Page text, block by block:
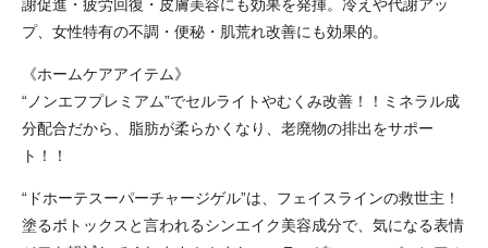
謝促進・疲労回復・皮膚美容にも効果を発揮。冷えや代謝アッ
プ、女性特有の不調・便秘・肌荒れ改善にも効果的。
《ホームケアアイテム》
“ノンエフプレミアム”でセルライトやむくみ改善！！ミネラル成
分配合だから、脂肪が柔らかくなり、老廃物の排出をサポー
ト！！
“ドホーテスーパーチャージゲル”は、フェイスラインの救世主！
塗るボトックスと言われるシンエイク美容成分で、気になる表情